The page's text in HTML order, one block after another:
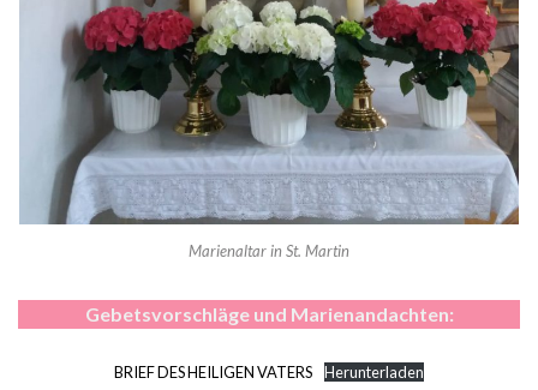
Marienaltar in St. Martin
Gebetsvorschläge und Marienandachten:
BRIEF DES HEILIGEN VATERS Herunterladen